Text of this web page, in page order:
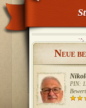
NEUE
PIN: